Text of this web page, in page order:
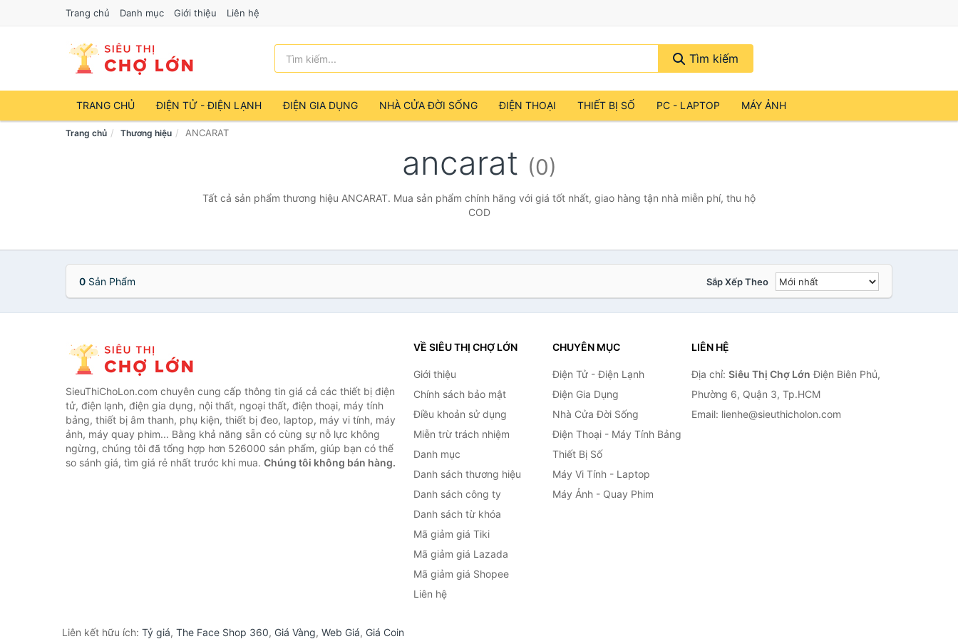
Trang chủ Danh mục Giới thiệu Liên hệ
Tìm kiếm
TRANG CHỦ ĐIỆN TỬ - ĐIỆN LẠNH ĐIỆN GIA DỤNG NHÀ CỬA ĐỜI SỐNG ĐIỆN THOẠI THIẾT BỊ SỐ PC - LAPTOP MÁY ẢNH
Trang chủ Thương hiệu ANCARAT
ancarat (0)
Tất cả sản phẩm thương hiệu ANCARAT. Mua sản phẩm chính hãng với giá tốt nhất, giao hàng tận nhà miễn phí, thu hộ
COD
0 Sản Phẩm Sắp Xếp Theo
SieuThiChoLon.com chuyên cung cấp thông tin giá cả các thiết bị điện
tử, điện lạnh, điện gia dụng, nội thất, ngoại thất, điện thoại, máy tính
bảng, thiết bị âm thanh, phụ kiện, thiết bị đeo, laptop, máy vi tính, máy
ảnh, máy quay phim... Bằng khả năng sẵn có cùng sự nỗ lực không
ngừng, chúng tôi đã tổng hợp hơn 526000 sản phẩm, giúp bạn có thể
so sánh giá, tìm giá rẻ nhất trước khi mua. Chúng tôi không bán hàng.
VỀ SIÊU THỊ CHỢ LỚN
Giới thiệu
Chính sách bảo mật
Điều khoản sử dụng
Miễn trừ trách nhiệm
Danh mục
Danh sách thương hiệu
Danh sách công ty
Danh sách từ khóa
Mã giảm giá Tiki
Mã giảm giá Lazada
Mã giảm giá Shopee
Liên hệ
CHUYÊN MỤC
Điện Tử - Điện Lạnh
Điện Gia Dụng
Nhà Cửa Đời Sống
Điện Thoại - Máy Tính Bảng
Thiết Bị Số
Máy Vi Tính - Laptop
Máy Ảnh - Quay Phim
LIÊN HỆ
Địa chỉ: Siêu Thị Chợ Lớn Điện Biên Phủ,
Phường 6, Quận 3, Tp.HCM
Email: lienhe@sieuthicholon.com
Liên kết hữu ích: Tỷ giá, The Face Shop 360, Giá Vàng, Web Giá, Giá Coin